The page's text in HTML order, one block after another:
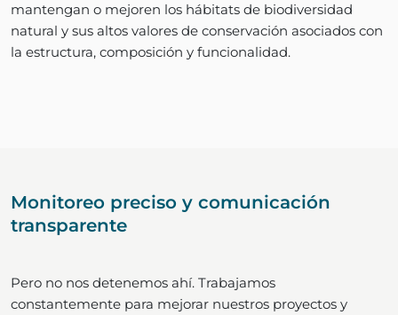
mantengan o mejoren los hábitats de biodiversidad
natural y sus altos valores de conservación asociados con
la estructura, composición y funcionalidad.
Monitoreo preciso y comunicación
transparente
Pero no nos detenemos ahí. Trabajamos
constantemente para mejorar nuestros proyectos y